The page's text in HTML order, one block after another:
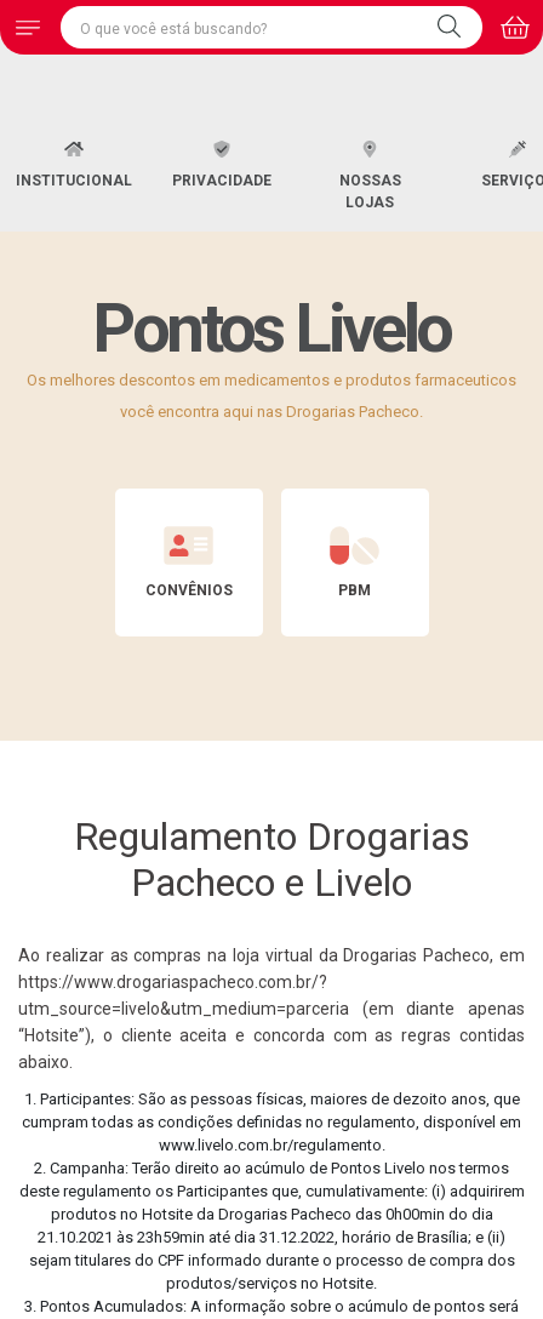
INSTITUCIONAL PRIVACIDADE
NOSSAS
LOJAS
Pontos Livelo
Os melhores descontos em medicamentos e produtos farmaceuticos
você encontra aqui nas Drogarias Pacheco.
CONVÊNIOS PBM
Regulamento Drogarias
Pacheco e Livelo
Ao realizar as compras na loja virtual da Drogarias Pacheco, em
https://www.drogariaspacheco.com.br/?
utm_source=livelo&utm_medium=parceria (em diante apenas
“Hotsite”), o cliente aceita e concorda com as regras contidas
abaixo.
1. Participantes: São as pessoas físicas, maiores de dezoito anos, que
cumpram todas as condições definidas no regulamento, disponível em
www.livelo.com.br/regulamento.
2. Campanha: Terão direito ao acúmulo de Pontos Livelo nos termos
deste regulamento os Participantes que, cumulativamente: (i) adquirirem
produtos no Hotsite da Drogarias Pacheco das 0h00min do dia
21.10.2021 às 23h59min até dia 31.12.2022, horário de Brasília; e (ii)
sejam titulares do CPF informado durante o processo de compra dos
produtos/serviços no Hotsite.
3. Pontos Acumulados: A informação sobre o acúmulo de pontos será